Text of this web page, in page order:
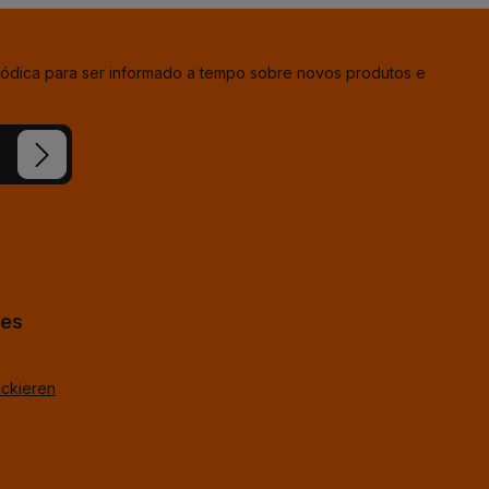
para ser informado a tempo sobre novos produtos e